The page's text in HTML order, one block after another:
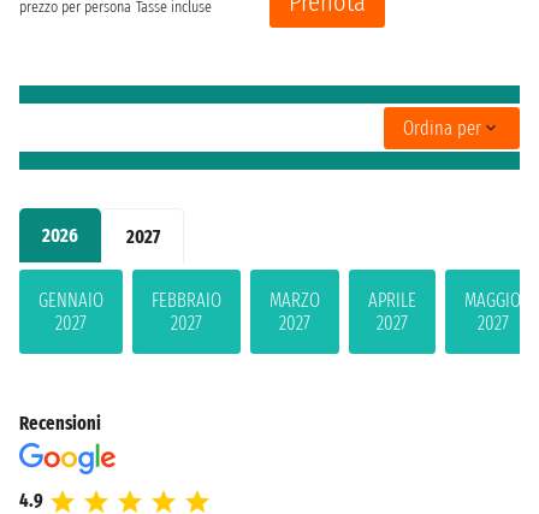
2026 2027
GENNAIO
2027
FEBBRAIO
2027
MARZO
2027
APRILE
2027
MAGGIO
2027
prezzo per persona Tasse incluse
Ordina per
Recensioni
4.9